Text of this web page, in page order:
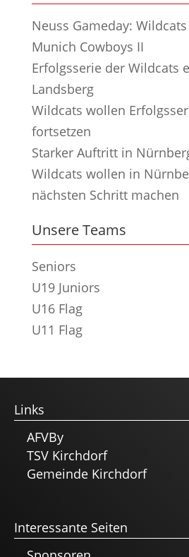
Neuss Gameday:
Munich Cowboys II
Erfolgsserie der Wildcats
Landsberg
Wildcats wollen
fortsetzen
Starker Auftritt in
Wildcats wollen in
nächsten Schritt machen
Unsere Teams
Seniors
U19 Juniors
U16 Flag
U11 Flag
Links
AFVBy
TSV Kirchdorf
Gemeinde Kirchdorf
Interessante Seiten